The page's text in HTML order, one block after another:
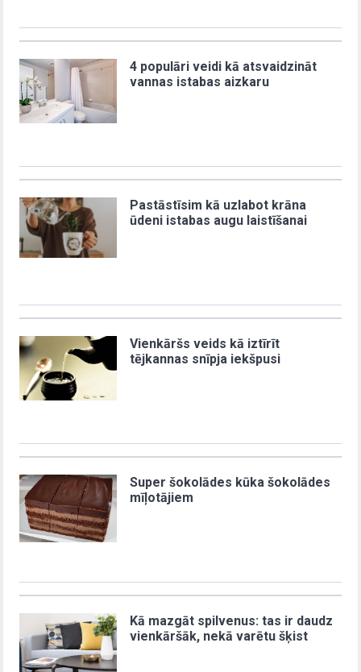
4 populāri veidi kā atsvaidzināt
vannas istabas aizkaru
Pastāstīsim kā uzlabot krāna
ūdeni istabas augu laistīšanai
Vienkāršs veids kā iztīrīt
tējkannas snīpja iekšpusi
Super šokolādes kūka šokolādes
mīļotājiem
Kā mazgāt spilvenus: tas ir daudz
vienkāršāk, nekā varētu šķist